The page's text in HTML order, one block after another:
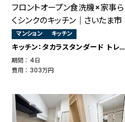
フロントオープン食洗機×家事ら
くシンクのキッチン｜さいたま市
マンション キッチン
キッチン：タカラスタンダード トレーシア
期間 ： 4日
費用 ： 303万円